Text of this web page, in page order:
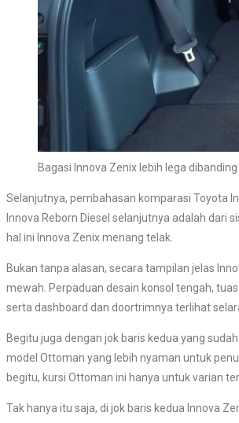
Bagasi Innova Zenix lebih lega
Selanjutnya, pembahasan komparasi Toyota
Innova Reborn Diesel selanjutnya adalah dari
hal ini Innova Zenix menang telak.
Bukan tanpa alasan, secara tampilan jelas
mewah. Perpaduan desain konsol tengah,
serta dashboard dan doortrimnya terlihat
Begitu juga dengan jok baris kedua yang
model Ottoman yang lebih nyaman untuk
begitu, kursi Ottoman ini hanya untuk varian
Tak hanya itu saja, di jok baris kedua Innova